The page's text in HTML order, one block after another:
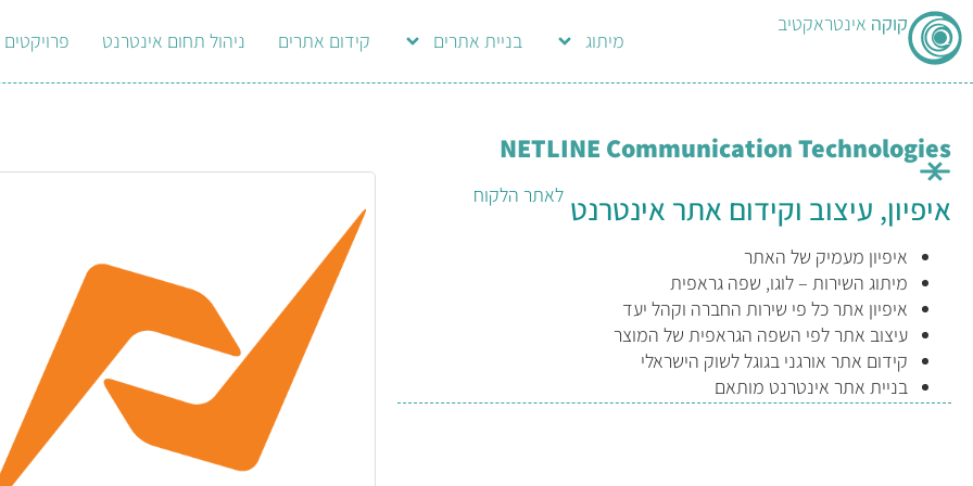
קוקה אינטראקטיב
מיתוג בניית אתרים קידום אתרים ניהול תחום אינטרנט פרויקטים
NETLINE Communication Technologies
איפיון, עיצוב וקידום אתר אינטרנט
איפיון מעמיק של האתר
מיתוג השירות – לוגו, שפה גראפית
איפיון אתר כל פי שירות החברה וקהל יעד
עיצוב אתר לפי השפה הגראפית של המוצר
קידום אתר אורגני בגוגל לשוק הישראלי
בניית אתר אינטרנט מותאם
לאתר הלקוח